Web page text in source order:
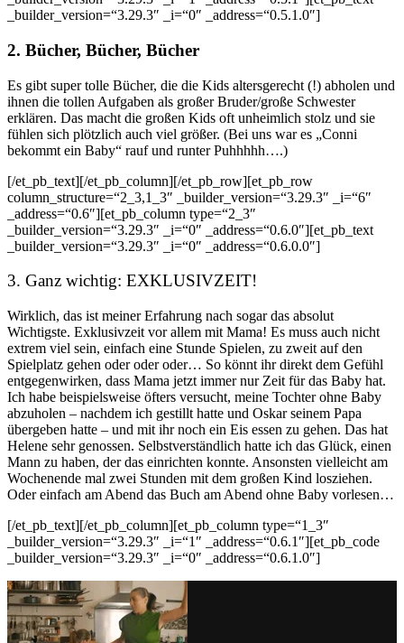
_builder_version=“3.29.3″ _i=“0″ _address=“0.5.1.0″]
2. Bücher, Bücher, Bücher
Es gibt super tolle Bücher, die die Kids altersgerecht (!) abholen und
ihnen die tollen Aufgaben als großer Bruder/große Schwester
erklären. Das macht die großen Kids oft unheimlich stolz und sie
fühlen sich plötzlich auch viel größer. (Bei uns war es „Conni
bekommt ein Baby“ rauf und runter Puhhhhh….)
[/et_pb_text][/et_pb_column][/et_pb_row][et_pb_row
column_structure=“2_3,1_3″ _builder_version=“3.29.3″ _i=“6″
_address=“0.6″][et_pb_column type=“2_3″
_builder_version=“3.29.3″ _i=“0″ _address=“0.6.0″][et_pb_text
_builder_version=“3.29.3″ _i=“0″ _address=“0.6.0.0″]
3. Ganz wichtig: EXKLUSIVZEIT!
Wirklich, das ist meiner Erfahrung nach sogar das absolut
Wichtigste. Exklusivzeit vor allem mit Mama! Es muss auch nicht
extrem viel sein, einfach eine Stunde Spielen, zu zweit auf den
Spielplatz gehen oder oder oder… So könnt ihr direkt dem Gefühl
entgegenwirken, dass Mama jetzt immer nur Zeit für das Baby hat.
Ich habe beispielsweise öfters versucht, meine Tochter ohne Baby
abzuholen – nachdem ich gestillt hatte und Oskar seinem Papa
übergeben hatte – und mit ihr noch ein Eis essen zu gehen. Das hat
Helene sehr genossen. Selbstverständlich hatte ich das Glück, einen
Mann zu haben, der das einrichten konnte. Ansonsten vielleicht am
Wochenende mal zwei Stunden mit dem großen Kind losziehen.
Oder einfach am Abend das Buch am Abend ohne Baby vorlesen…
[/et_pb_text][/et_pb_column][et_pb_column type=“1_3″
_builder_version=“3.29.3″ _i=“1″ _address=“0.6.1″][et_pb_code
_builder_version=“3.29.3″ _i=“0″ _address=“0.6.1.0″]